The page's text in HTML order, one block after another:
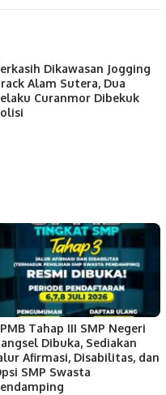
Dikawasan Jogging
Alam Sutera, Dua
Curanmor Dibekuk
Tahap III SMP Negeri
Dibuka, Sediakan
Afirmasi, Disabilitas, dan
SMP Swasta